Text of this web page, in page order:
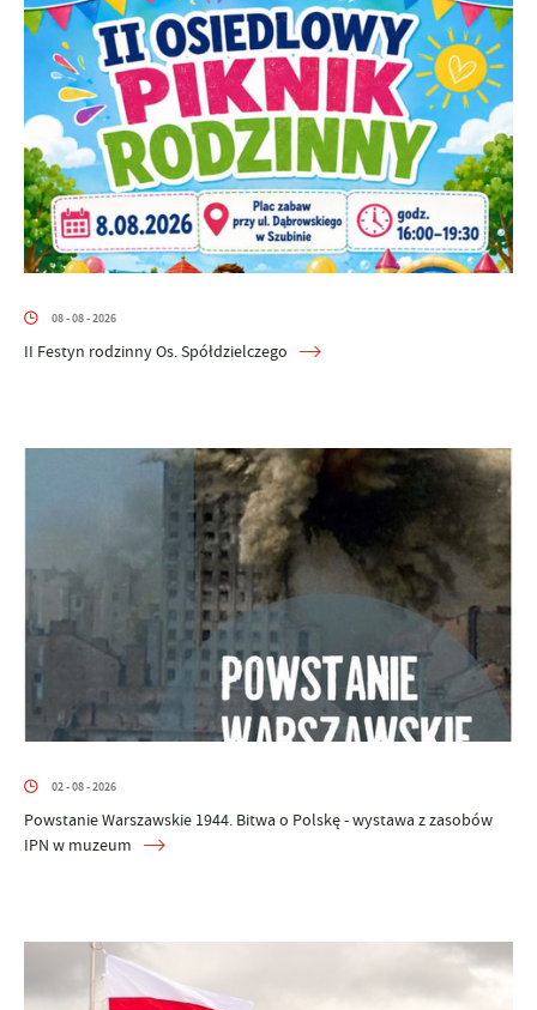
08 - 08 - 2026
II Festyn rodzinny Os. Spółdzielczego
02 - 08 - 2026
Powstanie Warszawskie 1944. Bitwa o Polskę - wystawa z zasobów
IPN w muzeum